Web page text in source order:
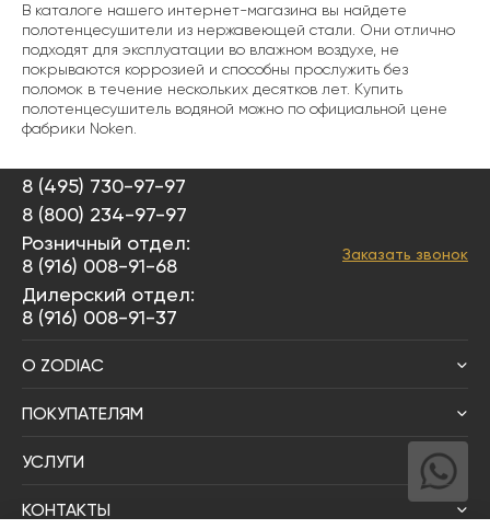
В каталоге нашего интернет-магазина вы найдете
полотенцесушители из нержавеющей стали. Они отлично
подходят для эксплуатации во влажном воздухе, не
покрываются коррозией и способны прослужить без
поломок в течение нескольких десятков лет. Купить
полотенцесушитель водяной можно по официальной цене
фабрики Noken.
8 (495) 730-97-97
8 (800) 234-97-97
Розничный отдел:
8 (916) 008-91-68
Дилерский отдел:
8 (916) 008-91-37
Заказать звонок
О ZODIAC
ПОКУПАТЕЛЯМ
УСЛУГИ
КОНТАКТЫ